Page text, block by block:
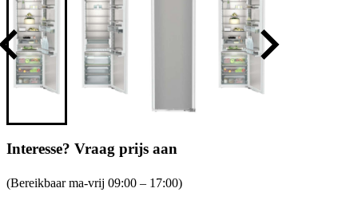
Interesse? Vraag prijs aan
(Bereikbaar ma-vrij 09:00 – 17:00)